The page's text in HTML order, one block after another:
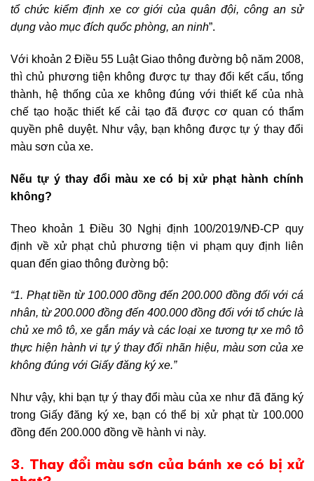
tổ chức kiểm định xe cơ giới của quân đội, công an sử
dụng vào mục đích quốc phòng, an ninh”.
Với khoản 2 Điều 55 Luật Giao thông đường bộ năm 2008,
thì chủ phương tiện không được tự thay đổi kết cấu, tổng
thành, hệ thống của xe không đúng với thiết kế của nhà
chế tạo hoặc thiết kế cải tạo đã được cơ quan có thẩm
quyền phê duyệt. Như vậy, bạn không được tự ý thay đổi
màu sơn của xe.
Nếu tự ý thay đổi màu xe có bị xử phạt hành chính
không?
Theo khoản 1 Điều 30 Nghị định 100/2019/NĐ-CP quy
định về xử phạt chủ phương tiện vi phạm quy định liên
quan đến giao thông đường bộ:
“1. Phạt tiền từ 100.000 đồng đến 200.000 đồng đối với cá
nhân, từ 200.000 đồng đến 400.000 đồng đối với tổ chức là
chủ xe mô tô, xe gắn máy và các loại xe tương tự xe mô tô
thực hiện hành vi tự ý thay đổi nhãn hiệu, màu sơn của xe
không đúng với Giấy đăng ký xe.”
Như vậy, khi bạn tự ý thay đổi màu của xe như đã đăng ký
trong Giấy đăng ký xe, bạn có thể bị xử phạt từ 100.000
đồng đến 200.000 đồng về hành vi này.
3. Thay đổi màu sơn của bánh xe có bị xử